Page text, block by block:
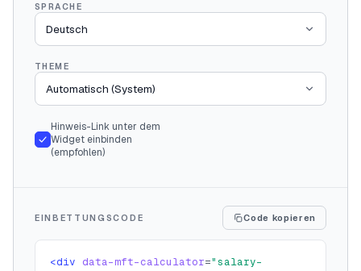
SPRACHE
THEME
Hinweis-Link unter dem
Widget einbinden
(empfohlen)
EINBETTUNGSCODE Code kopieren
<div data-mft-calculator="salary-